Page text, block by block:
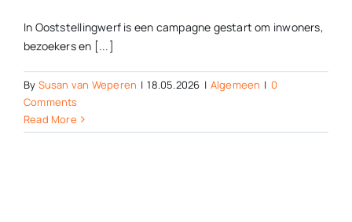
In Ooststellingwerf is een campagne gestart om inwoners,
bezoekers en [...]
By Susan van Weperen | 18.05.2026 | Algemeen | 0
Comments
Read More